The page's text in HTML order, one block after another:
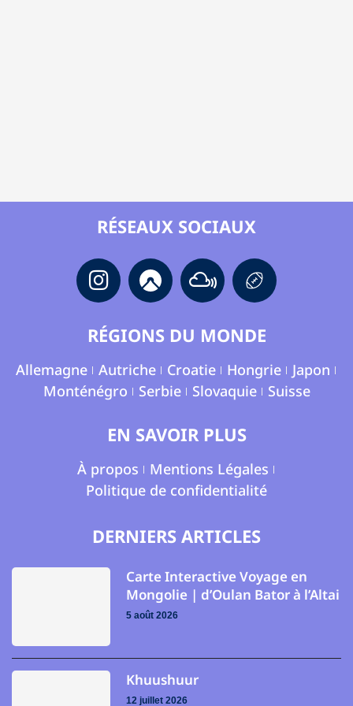
RÉSEAUX SOCIAUX
RÉGIONS DU MONDE
Allemagne Autriche Croatie Hongrie
Japon
Monténégro
Serbie Slovaquie Suisse
EN SAVOIR PLUS
À propos
Mentions Légales
Politique de confidentialité
DERNIERS ARTICLES
Carte Interactive Voyage en
Mongolie | d’Oulan Bator à l’Altai
5 août 2026
Khuushuur
12 juillet 2026